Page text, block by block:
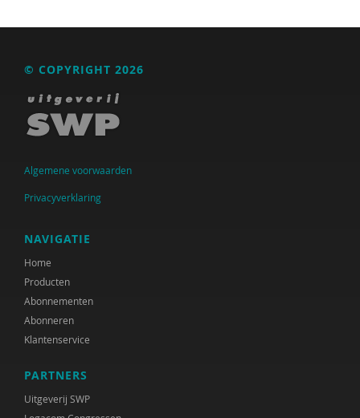
© COPYRIGHT 2026
Algemene voorwaarden
Privacyverklaring
NAVIGATIE
Home
Producten
Abonnementen
Abonneren
Klantenservice
PARTNERS
Uitgeverij SWP